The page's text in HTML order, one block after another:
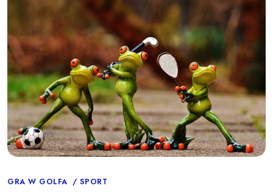
Categories
GRA W GOLFA SPORT